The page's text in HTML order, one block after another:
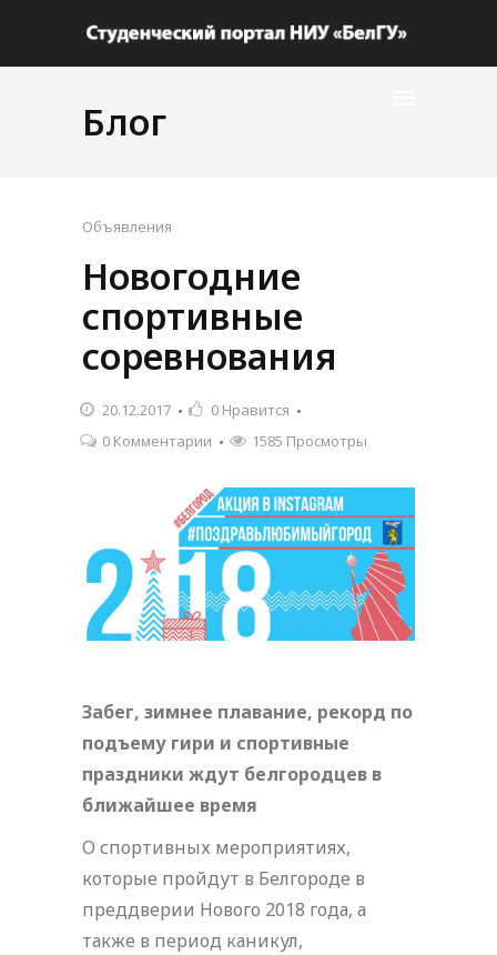
Блог
Объявления
Новогодние
спортивные
соревнования
20.12.2017 0 Нравится
0 Комментарии
1585 Просмотры
Забег, зимнее плавание, рекорд по
подъему гири и спортивные
праздники ждут белгородцев в
ближайшее время
О спортивных мероприятиях,
которые пройдут в Белгороде в
преддверии Нового 2018 года, а
также в период каникул,